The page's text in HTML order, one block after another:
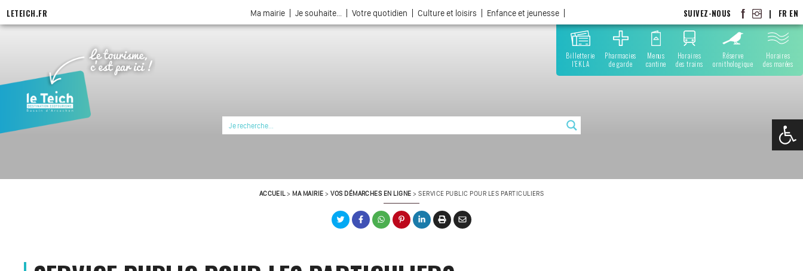
LETEICH.FR Ma mairie Je souhaite... Votre quotidien Culture et loisirs Enfance et jeunesse SUIVEZ-NOUS | FR EN
Billetterie
l'EKLA
Pharmacies
de garde
Menus
cantine
Horaires
des trains
Réserve
ornithologique
Horaires
des marées
ACCUEIL> MA MAIRIE >VOS DÉMARCHES EN LIGNE >SERVICE PUBLIC POUR LES PARTICULIERS
Ouvrir